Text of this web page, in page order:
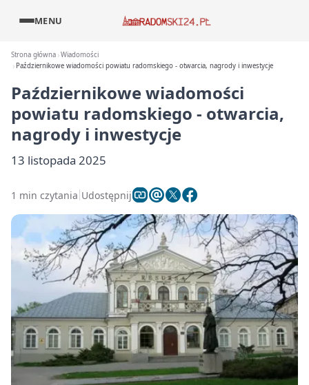
MENU
Strona główna Wiadomości
Październikowe wiadomości powiatu radomskiego - otwarcia, nagrody i inwestycje
Październikowe wiadomości
powiatu radomskiego - otwarcia,
nagrody i inwestycje
13 listopada 2025
1 min czytania Udostępnij